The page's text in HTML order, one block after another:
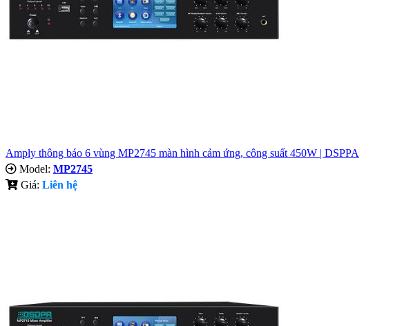
Amply thông báo 6 vùng MP2745 màn hình cảm ứng, công suất 450W | DSPPA
Model: MP2745
Giá: Liên hệ